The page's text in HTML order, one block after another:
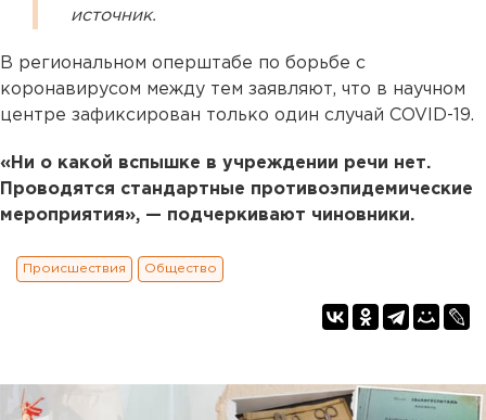
источник.
В региональном оперштабе по борьбе с
коронавирусом между тем заявляют, что в научном
центре зафиксирован только один случай COVID-19.
«Ни о какой вспышке в учреждении речи нет.
Проводятся стандартные противоэпидемические
мероприятия», — подчеркивают чиновники.
Происшествия Общество